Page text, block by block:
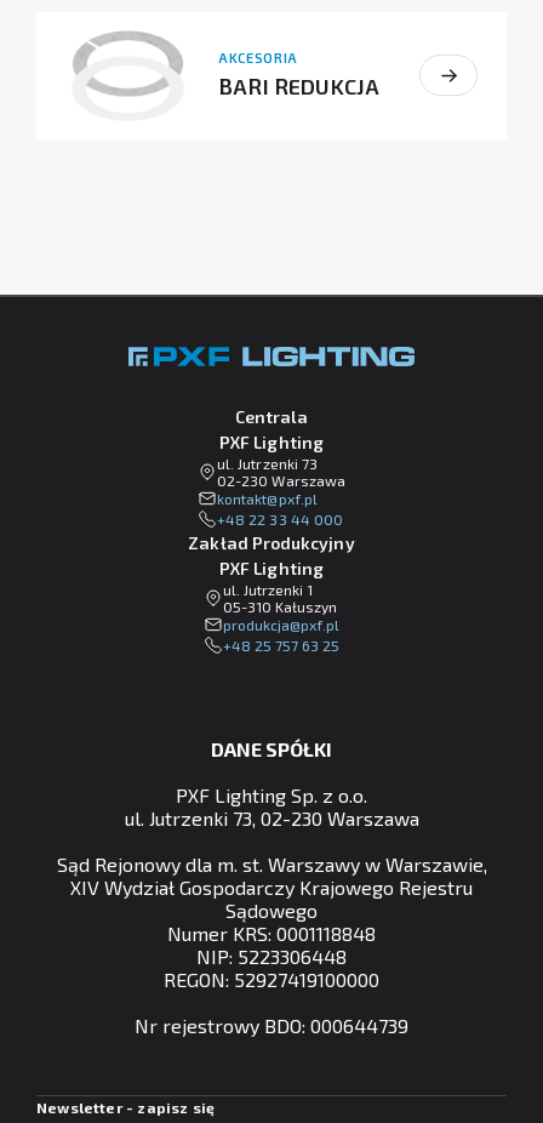
AKCESORIA
BARI REDUKCJA
Centrala
PXF Lighting
ul. Jutrzenki 73
02-230 Warszawa
lp.fxp@tkatnok
+48 22 33 44 000
Zakład Produkcyjny
PXF Lighting
ul. Jutrzenki 1
05-310 Kałuszyn
lp.fxp@ajckudorp
+48 25 757 63 25
DANE SPÓŁKI
PXF Lighting Sp. z o.o.
ul. Jutrzenki 73, 02-230 Warszawa
Sąd Rejonowy dla m. st. Warszawy w Warszawie,
XIV Wydział Gospodarczy Krajowego Rejestru
Sądowego
Numer KRS: 0001118848
NIP: 5223306448
REGON: 52927419100000
Nr rejestrowy BDO: 000644739
Newsletter - zapisz się